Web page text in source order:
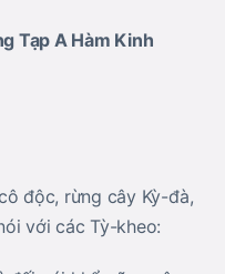
Tạp A Hàm Kinh
độc, rừng cây Kỳ-đà,
với các Tỳ-kheo: